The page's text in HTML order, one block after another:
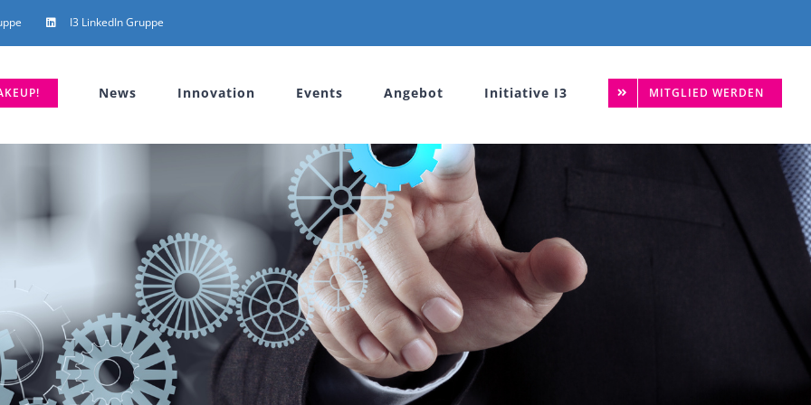
I3 LinkedIn Gruppe
News Innovation Events Angebot Initiative I3 MITGLIED WERDEN